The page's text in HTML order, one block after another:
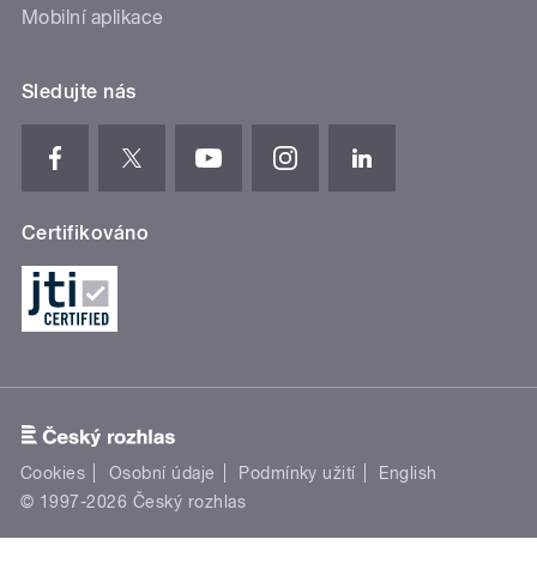
Mobilní aplikace
Sledujte nás
Certifikováno
Cookies Osobní údaje Podmínky užití
English
© 1997-2026 Český rozhlas